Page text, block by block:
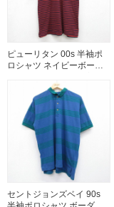
ピューリタン 00s 半袖ポ
ロシャツ ネイビーボーダ
セントジョンズベイ 90s